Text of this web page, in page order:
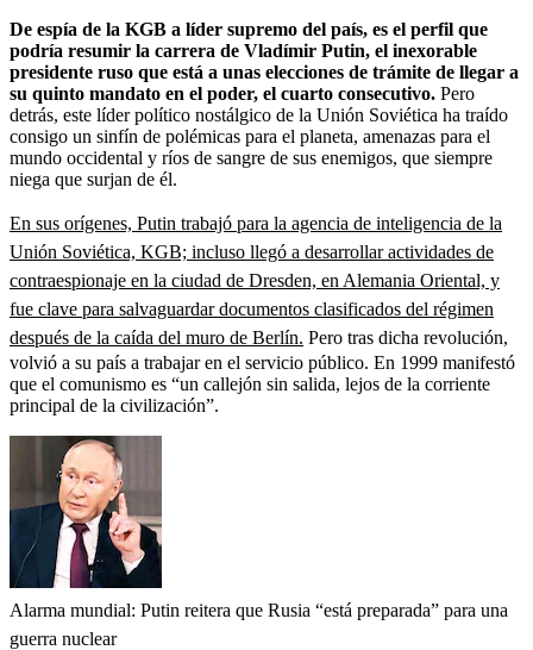
De espía de la KGB a líder supremo del país, es el perfil que
podría resumir la carrera de Vladímir Putin, el inexorable
presidente ruso que está a unas elecciones de trámite de llegar a
su quinto mandato en el poder, el cuarto consecutivo. Pero
detrás, este líder político nostálgico de la Unión Soviética ha traído
consigo un sinfín de polémicas para el planeta, amenazas para el
mundo occidental y ríos de sangre de sus enemigos, que siempre
niega que surjan de él.
En sus orígenes, Putin trabajó para la agencia de inteligencia de la
Unión Soviética, KGB; incluso llegó a desarrollar actividades de
contraespionaje en la ciudad de Dresden, en Alemania Oriental, y
fue clave para salvaguardar documentos clasificados del régimen
después de la caída del muro de Berlín. Pero tras dicha revolución,
volvió a su país a trabajar en el servicio público. En 1999 manifestó
que el comunismo es “un callejón sin salida, lejos de la corriente
principal de la civilización”.
Alarma mundial: Putin reitera que Rusia “está preparada” para una
guerra nuclear